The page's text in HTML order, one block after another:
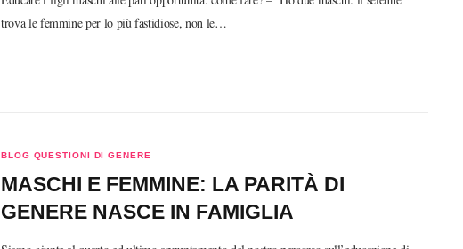
trova le femmine per lo più fastidiose, non le…
BLOG QUESTIONI DI GENERE
MASCHI E FEMMINE: LA PARITÀ DI
GENERE NASCE IN FAMIGLIA